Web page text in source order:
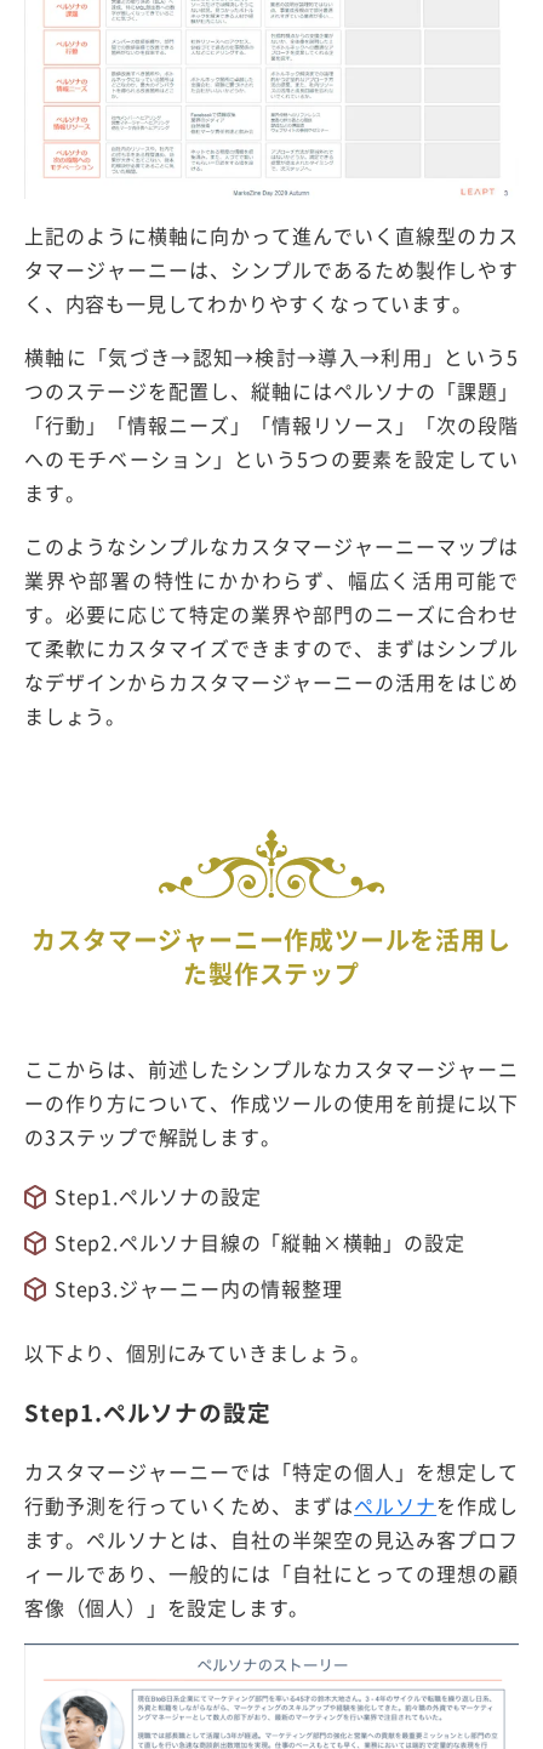
上記のように横軸に向かって進んでいく直線型のカス
タマージャーニーは、シンプルであるため製作しやす
く、内容も一見してわかりやすくなっています。
横軸に「気づき→認知→検討→導入→利用」という5
つのステージを配置し、縦軸にはペルソナの「課題」
「行動」「情報ニーズ」「情報リソース」「次の段階
へのモチベーション」という5つの要素を設定してい
ます。
このようなシンプルなカスタマージャーニーマップは
業界や部署の特性にかかわらず、幅広く活用可能で
す。必要に応じて特定の業界や部門のニーズに合わせ
て柔軟にカスタマイズできますので、まずはシンプル
なデザインからカスタマージャーニーの活用をはじめ
ましょう。
カスタマージャーニー作成ツールを活用し
た製作ステップ
ここからは、前述したシンプルなカスタマージャーニ
ーの作り方について、作成ツールの使用を前提に以下
の3ステップで解説します。
Step1.ペルソナの設定
Step2.ペルソナ目線の「縦軸×横軸」の設定
Step3.ジャーニー内の情報整理
以下より、個別にみていきましょう。
Step1.ペルソナの設定
カスタマージャーニーでは「特定の個人」を想定して
行動予測を行っていくため、まずはペルソナを作成し
ます。ペルソナとは、自社の半架空の見込み客プロフ
ィールであり、一般的には「自社にとっての理想の顧
客像（個人）」を設定します。